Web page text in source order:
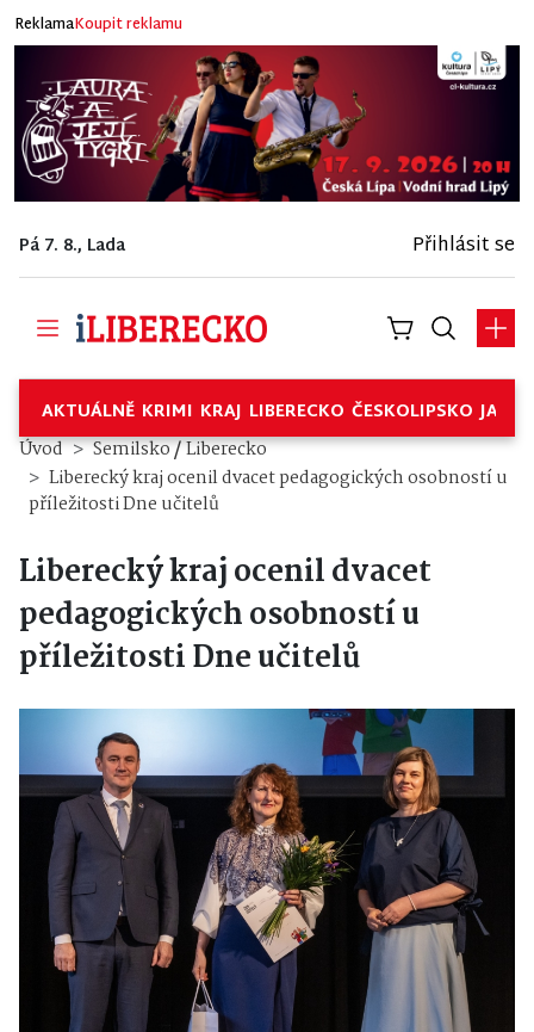
ReklamaKoupit reklamu
Pá 7. 8., Lada Přihlásit se
AKTUÁLNĚ KRIMI KRAJ LIBERECKO ČESKOLIPSKO
Úvod Semilsko/Liberecko
Liberecký kraj ocenil dvacet pedagogických osobností u
příležitosti Dne učitelů
Liberecký kraj ocenil dvacet
pedagogických osobností u
příležitosti Dne učitelů